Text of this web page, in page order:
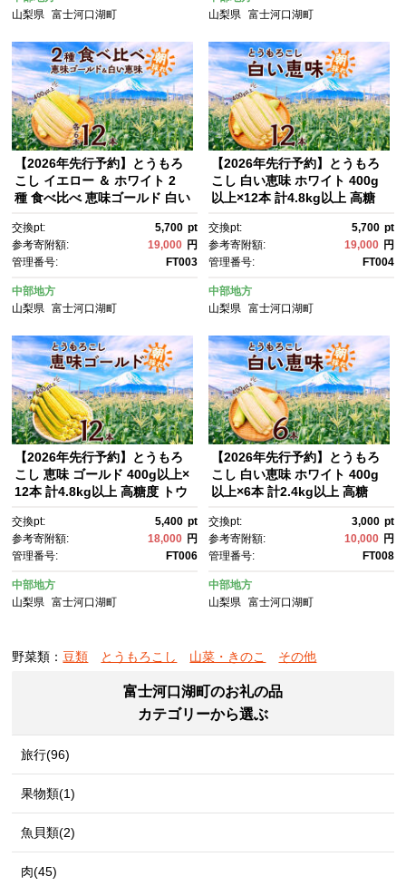
山梨県
富士河口湖町
山梨県 富士河口湖町
【2026年先行予約】とうもろ
こし イエロー ＆ ホワイト 2
種 食べ比べ 恵味ゴールド 白い
本 野菜 おやつ 旬 産地直送 送
料無料 湖南野菜出荷組合 山梨
県 富士河口湖町
交換pt: 5,700 pt
参考寄附額:
19,000 円
管理番号:
FT003
中部地方
山梨県
富士河口湖町
【2026年先行予約】とうもろ
こし 白い恵味 ホワイト 400g
以上×12本 計4.8kg以上 高糖
ン 玉蜀黍 白 夏野菜 ジューシ
ー 野菜 おやつ 甘い 旬 産地直
送 送料無料 湖南野菜出荷組
合 山梨県 富士河口湖町
交換pt: 5,700 pt
参考寄附額:
19,000 円
管理番号:
FT004
中部地方
山梨県 富士河口湖町
【2026年先行予約】とうもろ
こし 恵味 ゴールド 400g以上×
12本 計4.8kg以上 高糖度 トウ
黍 イエローコーン 黄 夏野菜 甘
い ジューシー 野菜 おや
つ 旬 産地直送 送料無料 湖南野
菜出荷組合 山梨県 富士河口湖
町
交換pt: 5,400 pt
参考寄附額:
18,000 円
管理番号:
FT006
中部地方
山梨県
富士河口湖町
【2026年先行予約】とうもろ
こし 白い恵味 ホワイト 400g
以上×6本 計2.4kg以上 高糖
ン 玉蜀黍 白 夏野菜 ジューシ
ー 野菜 おやつ 甘い 旬 産地直
送 送料無料 湖南野菜出荷組
合 山梨県 富士河口湖町
交換pt: 3,000 pt
参考寄附額:
10,000 円
管理番号:
FT008
中部地方
山梨県 富士河口湖町
野菜類： 豆類 とうもろこし 山菜・きのこ その他
富士河口湖町のお礼の品
カテゴリーから選ぶ
旅行(96)
果物類(1)
魚貝類(2)
肉(45)